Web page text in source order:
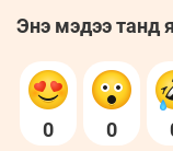
Энэ мэдээ танд
0 0